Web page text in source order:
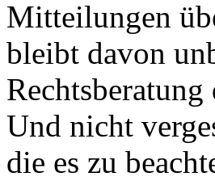
Mitteilungen
bleibt davon
Rechtsberatung
Und nicht
die es zu